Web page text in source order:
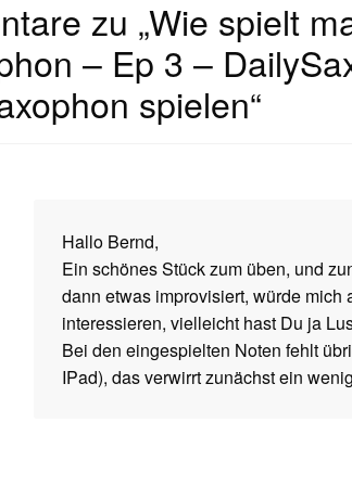
zu „Wie spielt
– Ep 3 –
spielen“
Hallo Bernd,
Ein schönes Stück zum üben, und
dann etwas improvisiert, würde
interessieren, vielleicht hast Du ja
Bei den eingespielten Noten fehlt
IPad), das verwirrt zunächst ein